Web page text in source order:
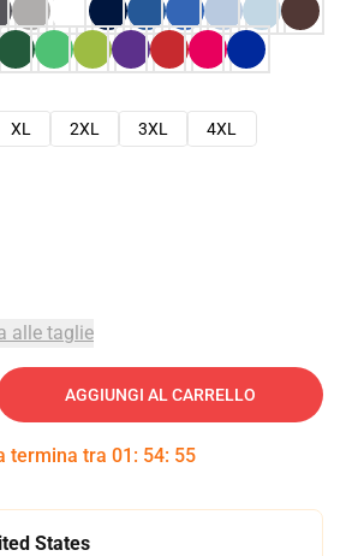
XL 2XL 3XL
4XL
alle taglie
AGGIUNGI AL CARRELLO
termina tra 01 : 54: 54
States